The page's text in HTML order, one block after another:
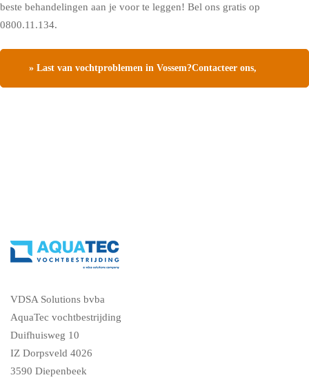
beste behandelingen aan je voor te leggen! Bel ons gratis op
0800.11.134.
» Last van vochtproblemen in Vossem?Contacteer ons,
VDSA Solutions bvba
AquaTec vochtbestrijding
Duifhuisweg 10
IZ Dorpsveld 4026
3590 Diepenbeek